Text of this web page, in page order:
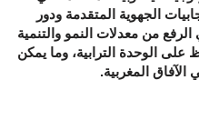
الجهوية المتقدمة ودور
الرفع من معدلات النمو والتنمية
على الوحدة الترابية، وما يمكن
الآفاق المغربية.